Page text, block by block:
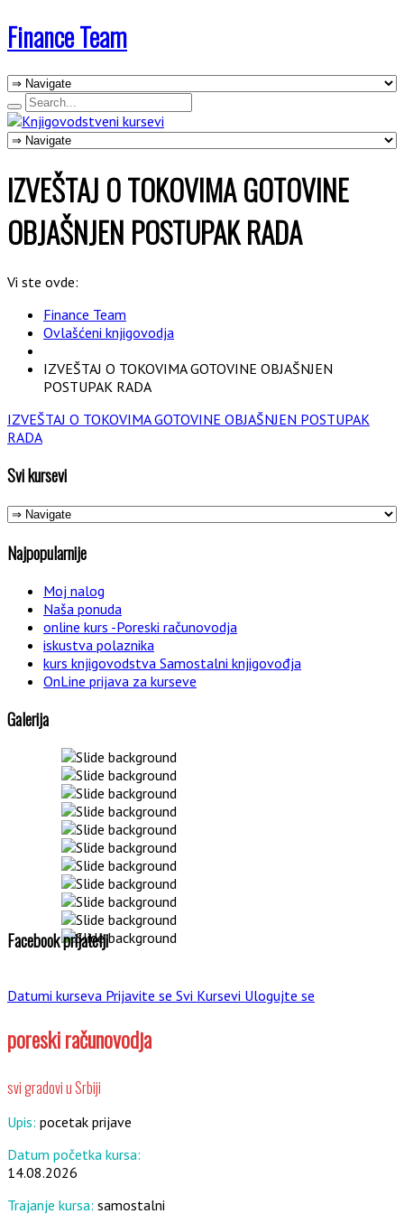
Finance Team
IZVEŠTAJ O TOKOVIMA GOTOVINE
OBJAŠNJEN POSTUPAK RADA
Vi ste ovde:
Finance Team
Ovlašćeni knjigovodja
IZVEŠTAJ O TOKOVIMA GOTOVINE OBJAŠNJEN
POSTUPAK RADA
IZVEŠTAJ O TOKOVIMA GOTOVINE OBJAŠNJEN POSTUPAK
RADA
Svi kursevi
Najpopularnije
Moj nalog
Naša ponuda
online kurs -Poreski računovodja
iskustva polaznika
kurs knjigovodstva Samostalni knjigovođja
OnLine prijava za kurseve
Galerija
Facebook prijatelji
Datumi kurseva Prijavite se Svi Kursevi Ulogujte se
poreski računovodja
svi gradovi u Srbiji
Upis: pocetak prijave
Datum početka kursa:
14.08.2026
Trajanje kursa: samostalni